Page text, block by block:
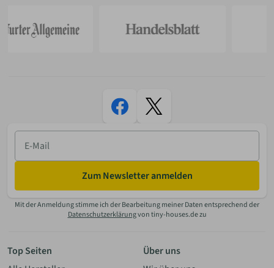
E-
Mail
Zum Newsletter anmelden
Mit der Anmeldung stimme ich der Bearbeitung meiner Daten entsprechend der
Datenschutzerklärungvon tiny-houses.de zu
Top Seiten
Über uns